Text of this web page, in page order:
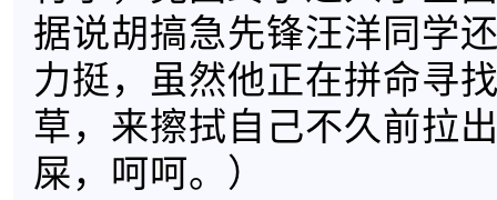
据说胡搞急先锋汪洋同学
力挺，虽然他正在拼命寻
草，来擦拭自己不久前拉
屎，呵呵。）